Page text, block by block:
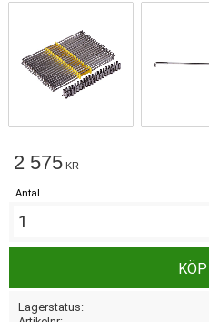
2 575 KR
Antal
KÖP
Lagerstatus